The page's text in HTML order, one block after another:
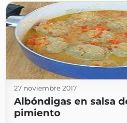
27 noviembre 2017
Albóndigas en salsa
pimiento